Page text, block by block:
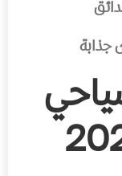
جذابة